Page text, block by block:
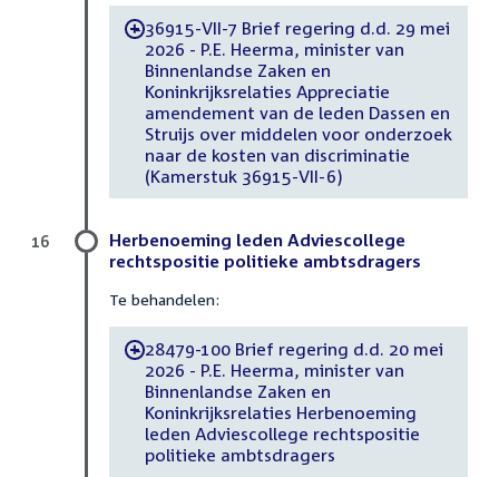
-36915-VII-7 Brief regering d.d. 29 mei
2026 - P.E. Heerma, minister van
Binnenlandse Zaken en
Koninkrijksrelaties Appreciatie
amendement van de leden Dassen en
Struijs over middelen voor onderzoek
naar de kosten van discriminatie
(Kamerstuk 36915-VII-6)
Herbenoeming leden Adviescollege
rechtspositie politieke ambtsdragers
Te behandelen:
-28479-100 Brief regering d.d. 20 mei
2026 - P.E. Heerma, minister van
Binnenlandse Zaken en
Koninkrijksrelaties Herbenoeming
leden Adviescollege rechtspositie
politieke ambtsdragers
16